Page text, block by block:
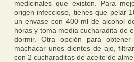
medicinales que existen. Para
origen infeccioso, tienes que pelar
un envase con 400 ml de alcohol
horas y toma media cucharadita de
dormir. Otra opción para
machacar unos dientes de ajo,
con 2 cucharaditas de aceite de